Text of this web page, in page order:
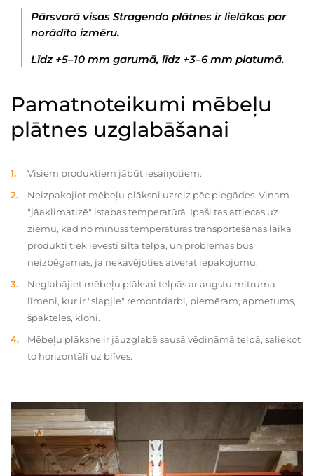
Pārsvarā visas Stragendo plātnes ir lielākas par
norādīto izmēru.
Līdz +5–10 mm garumā, līdz +3–6 mm platumā.
Pamatnoteikumi mēbeļu
plātnes uzglabāšanai
Visiem produktiem jābūt iesaiņotiem.
Neizpakojiet mēbeļu plāksni uzreiz pēc piegādes. Viņam
"jāaklimatizē" istabas temperatūrā. Īpaši tas attiecas uz
ziemu, kad no mīnuss temperatūras transportēšanas laikā
produkti tiek ievesti siltā telpā, un problēmas būs
neizbēgamas, ja nekavējoties atverat iepakojumu.
Neglabājiet mēbeļu plāksni telpās ar augstu mitruma
līmeni, kur ir "slapjie" remontdarbi, piemēram, apmetums,
špakteles, kloni.
Mēbeļu plāksne ir jāuzglabā sausā vēdināmā telpā, saliekot
to horizontāli uz blīves.